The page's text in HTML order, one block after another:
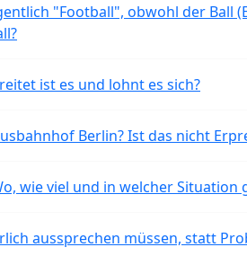
"Football", obwohl der Ball
ist es und lohnt es sich?
Berlin? Ist das nicht
wie viel und in welcher Situation
aussprechen müssen, statt